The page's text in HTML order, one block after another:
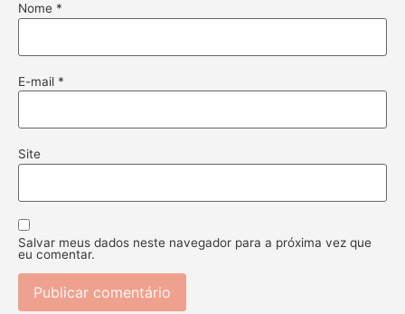
Nome *
E-mail *
Site
Salvar meus dados neste navegador para a próxima vez que
eu comentar.